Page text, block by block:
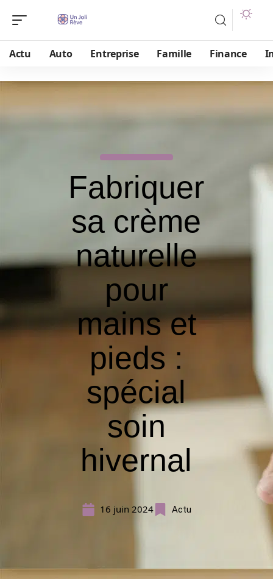
Actu Auto Entreprise Famille Finance
Fabriquer
sa crème
naturelle
pour
mains et
pieds :
spécial
soin
hivernal
16 juin 2024 Actu